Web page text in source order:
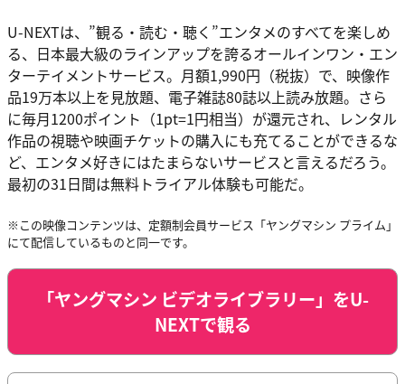
U-NEXTは、”観る・読む・聴く”エンタメのすべてを楽しめ
る、日本最大級のラインアップを誇るオールインワン・エン
ターテイメントサービス。月額1,990円（税抜）で、映像作
品19万本以上を見放題、電子雑誌80誌以上読み放題。さら
に毎月1200ポイント（1pt=1円相当）が還元され、レンタル
作品の視聴や映画チケットの購入にも充てることができるな
ど、エンタメ好きにはたまらないサービスと言えるだろう。
最初の31日間は無料トライアル体験も可能だ。
※この映像コンテンツは、定額制会員サービス「ヤングマシン プライム」
にて配信しているものと同一です。
「ヤングマシン ビデオライブラリー」をU-
NEXTで観る